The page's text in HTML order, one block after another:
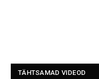
TÄHTSAMAD VIDEOD